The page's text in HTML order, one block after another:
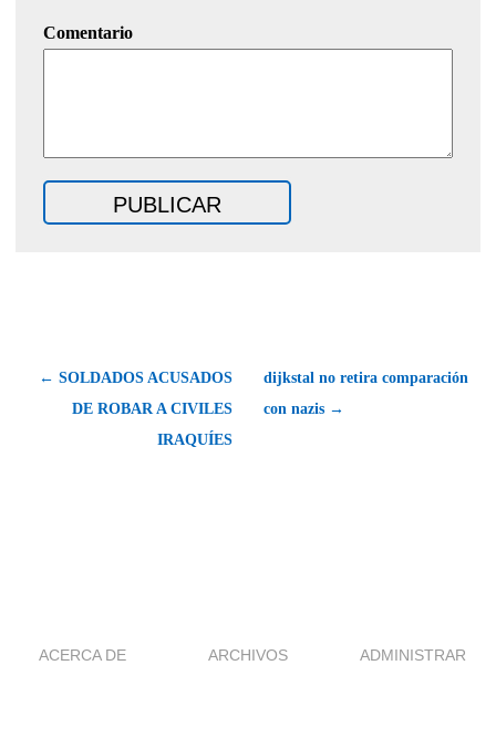
Comentario
← SOLDADOS ACUSADOS
DE ROBAR A CIVILES
IRAQUÍES
dijkstal no retira comparación
con nazis →
ACERCA DE ARCHIVOS ADMINISTRAR